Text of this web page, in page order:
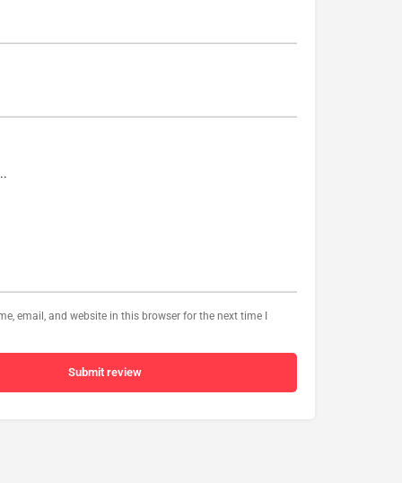
email, and website in this browser for the next time I
Submit review